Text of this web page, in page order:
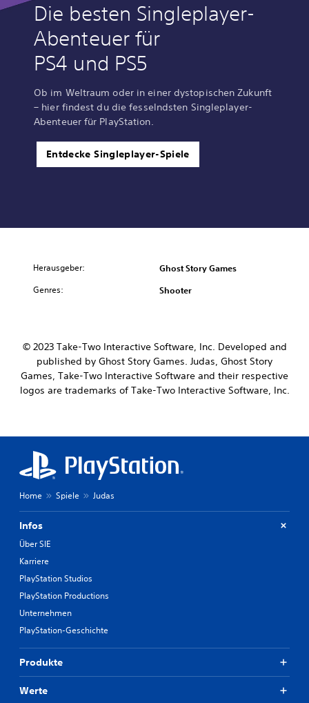
Die besten Singleplayer-
Abenteuer für
PS4 und PS5
Ob im Weltraum oder in einer dystopischen Zukunft
– hier findest du die fesselndsten Singleplayer-
Abenteuer für PlayStation.
Entdecke Singleplayer-Spiele
Herausgeber: Ghost Story Games
Genres: Shooter
© 2023 Take-Two Interactive Software, Inc. Developed and
published by Ghost Story Games. Judas, Ghost Story
Games, Take-Two Interactive Software and their respective
logos are trademarks of Take-Two Interactive Software, Inc.
Home Spiele Judas
Infos
Über SIE
Karriere
PlayStation Studios
PlayStation Productions
Unternehmen
PlayStation-Geschichte
Produkte
Werte